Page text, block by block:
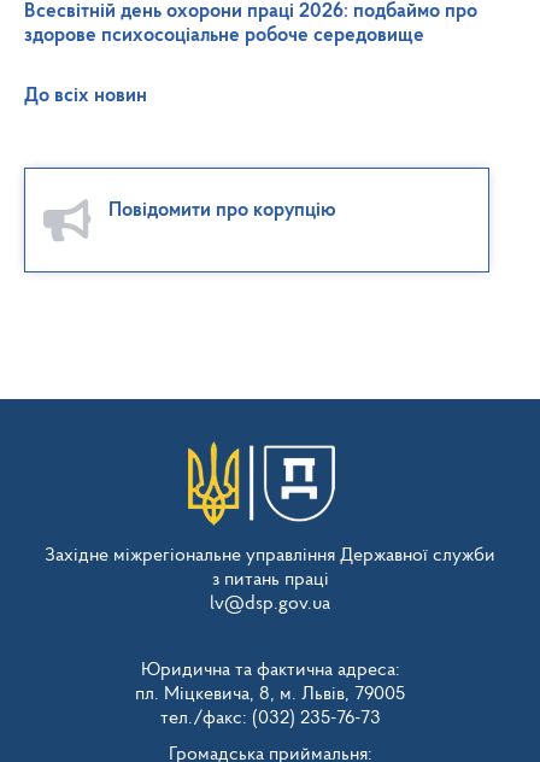
Всесвітній день охорони праці 2026: подбаймо про
здорове психосоціальне робоче середовище
До всіх новин
Повідомити про корупцію
Західне міжрегіональне управління Державної служби
з питань праці
lv@dsp.gov.ua
Юридична та фактична адреса:
пл. Міцкевича, 8, м. Львів, 79005
тел./факс: (032) 235-76-73
Громадська приймальня: